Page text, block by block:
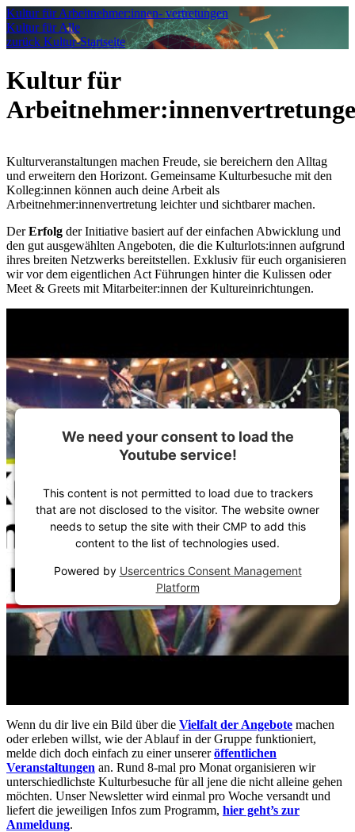
Kultur für Arbeitnehmer:innen- vertretungen
Kultur für Alle
zurück Kultur-Startseite
Kultur für
Kulturveranstaltungen machen Freude, sie bereichern den Alltag
und erweitern den Horizont. Gemeinsame Kulturbesuche mit den
Kolleg:innen können auch deine Arbeit als
Arbeitnehmer:innenvertretung leichter und sichtbarer machen.
DerErfolg der Initiative basiert auf der einfachen Abwicklung und
den gut ausgewählten Angeboten, die die Kulturlots:innen aufgrund
ihres breiten Netzwerks bereitstellen. Exklusiv für euch organisieren
wir vor dem eigentlichen Act Führungen hinter die Kulissen oder
Meet & Greets mit Mitarbeiter:innen der Kultureinrichtungen.
We need your consent to load the
Youtube service!
This content is not permitted to load due to trackers
that are not disclosed to the visitor. The website owner
needs to setup the site with their CMP to add this
content to the list of technologies used.
Powered by Usercentrics Consent Management
Platform
Wenn du dir live ein Bild über die Vielfalt der Angebote machen
oder erleben willst, wie der Ablauf in der Gruppe funktioniert,
melde dich doch einfach zu einer unsereröffentlichen
Veranstaltungen an. Rund 8-mal pro Monat organisieren wir
unterschiedlichste Kulturbesuche für all jene die nicht alleine gehen
möchten. Unser Newsletter wird einmal pro Woche versandt und
liefert die jeweiligen Infos zum Programm, hier geht’s zur
Anmeldung.